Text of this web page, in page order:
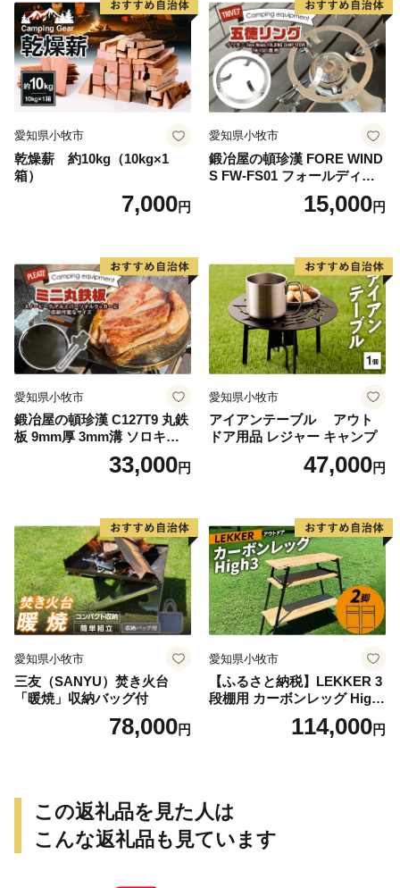
愛知県小牧市
乾燥薪 約10kg（10kg×1
箱）
7,000円
愛知県小牧市
鍛冶屋の頓珍漢 FORE WIND
S FW-FS01 フォールディン
グ キャンプストーブ専用 五
15,000円
愛知県小牧市
鍛冶屋の頓珍漢 C127T9 丸鉄
板 9mm厚 3mm溝 ソロキャ
ンプ用 専用ハンドル付き ス
ノーピーク アルミパーソナ
33,000円
愛知県小牧市
アイアンテーブル アウト
ドア用品 レジャー キャンプ
47,000円
愛知県小牧市
三友（SANYU）焚き火台
「暖焼」収納バッグ付
78,000円
愛知県小牧市
【ふるさと納税】LEKKER 3
段棚用 カーボンレッグ High
3 2脚 キャンプ アウトドア ソ
ロキャン カーボン アウトド
県 小牧市 送料無料
114,000円
この返礼品を見た人は
こんな返礼品も見ています